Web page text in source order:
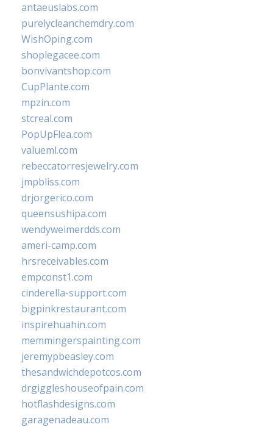
antaeuslabs.com
purelycleanchemdry.com
WishOping.com
shoplegacee.com
bonvivantshop.com
CupPlante.com
mpzin.com
stcreal.com
PopUpFlea.com
valueml.com
rebeccatorresjewelry.com
jmpbliss.com
drjorgerico.com
queensushipa.com
wendyweimerdds.com
ameri-camp.com
hrsreceivables.com
empconst1.com
cinderella-support.com
bigpinkrestaurant.com
inspirehuahin.com
memmingerspainting.com
jeremypbeasley.com
thesandwichdepotcos.com
drgiggleshouseofpain.com
hotflashdesigns.com
garagenadeau.com